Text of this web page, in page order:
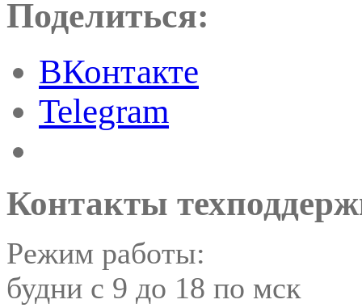
Поделиться:
ВКонтакте
Telegram
Контакты
Режим работы:
будни с 9 до 18 по мск